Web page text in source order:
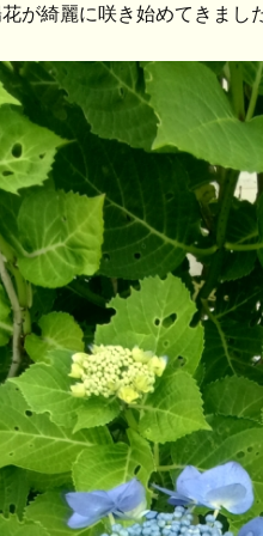
が綺麗に咲き始めてきまし